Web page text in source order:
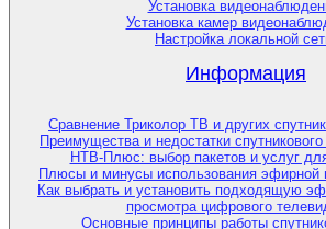
Установка
Установка камер
Настройка локальной
Информация
Сравнение Триколор ТВ и других
Преимущества и недостатки
НТВ-Плюс: выбор пакетов и услуг
Плюсы и минусы использования эфирной
Как выбрать и установить подходящую
просмотра цифрового
Основные принципы работы